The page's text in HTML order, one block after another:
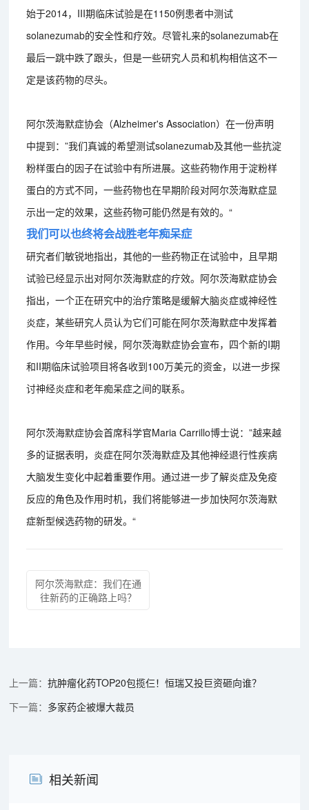
始于2014，III期临床试验是在1150例患者中测试
solanezumab的安全性和疗效。尽管礼来的solanezumab在
最后一跳中跌了跟头，但是一些研究人员和机构相信这不一
定是该药物的尽头。
阿尔茨海默症协会（Alzheimer's Association）在一份声明
中提到：”我们真诚的希望测试solanezumab及其他一些抗淀
粉样蛋白的因子在试验中有所进展。这些药物作用于淀粉样
蛋白的方式不同，一些药物也在早期阶段对阿尔茨海默症显
示出一定的效果，这些药物可能仍然是有效的。“
我们可以也终将会战胜老年痴呆症
研究者们敏锐地指出，其他的一些药物正在试验中，且早期
试验已经显示出对阿尔茨海默症的疗效。阿尔茨海默症协会
指出，一个正在研究中的治疗策略是缓解大脑炎症或神经性
炎症，某些研究人员认为它们可能在阿尔茨海默症中发挥着
作用。今年早些时候，阿尔茨海默症协会宣布，四个新的I期
和II期临床试验项目将各收到100万美元的资金，以进一步探
讨神经炎症和老年痴呆症之间的联系。
阿尔茨海默症协会首席科学官Maria Carrillo博士说：”越来越
多的证据表明，炎症在阿尔茨海默症及其他神经退行性疾病
大脑发生变化中起着重要作用。通过进一步了解炎症及免疫
反应的角色及作用时机，我们将能够进一步加快阿尔茨海默
症新型候选药物的研发。“
阿尔茨海默症：我们在通
往新药的正确路上吗？
抗肿瘤化药TOP20包揽仨！恒瑞又投巨资砸向谁？
多家药企被爆大裁员
相关新闻